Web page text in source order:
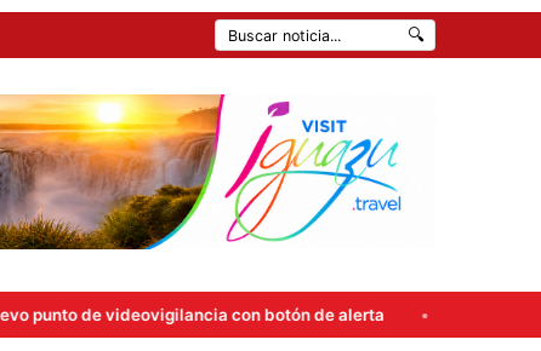
🔍
con botón de alerta Carlos Rovira rompió el